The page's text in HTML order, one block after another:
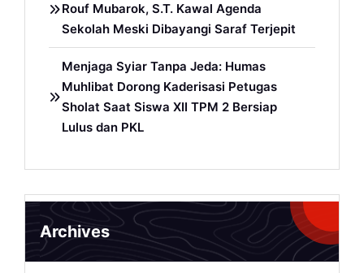
Rouf Mubarok, S.T. Kawal Agenda
Sekolah Meski Dibayangi Saraf Terjepit
Menjaga Syiar Tanpa Jeda: Humas
Muhlibat Dorong Kaderisasi Petugas
Sholat Saat Siswa XII TPM 2 Bersiap
Lulus dan PKL
Archives